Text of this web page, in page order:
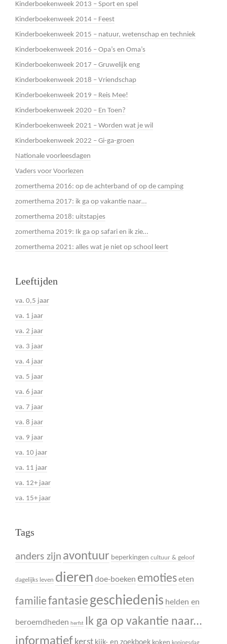
Kinderboekenweek 2013 – Sport en spel
Kinderboekenweek 2014 – Feest
Kinderboekenweek 2015 – natuur, wetenschap en techniek
Kinderboekenweek 2016 – Opa’s en Oma’s
Kinderboekenweek 2017 – Gruwelijk eng
Kinderboekenweek 2018 – Vriendschap
Kinderboekenweek 2019 – Reis Mee!
Kinderboekenweek 2020 – En Toen?
Kinderboekenweek 2021 – Worden wat je wil
Kinderboekenweek 2022 – Gi-ga-groen
Nationale voorleesdagen
Vaders voor Voorlezen
zomerthema 2016: op de achterband of op de camping
zomerthema 2017: ik ga op vakantie naar…
zomerthema 2018: uitstapjes
zomerthema 2019: Ik ga op safari en ik zie…
zomerthema 2021: alles wat je niet op school leert
Leeftijden
va. 0,5 jaar
va. 1 jaar
va. 2 jaar
va. 3 jaar
va. 4 jaar
va. 5 jaar
va. 6 jaar
va. 7 jaar
va. 8 jaar
va. 9 jaar
va. 10 jaar
va. 11 jaar
va. 12+ jaar
va. 15+ jaar
Tags
anders zijn avontuur beperkingen cultuur & geloof
dagelijks leven dieren doe-boeken emotieseten
familiefantasie geschiedenis helden en
beroemdheden herfst Ik ga op vakantie naar...
informatief